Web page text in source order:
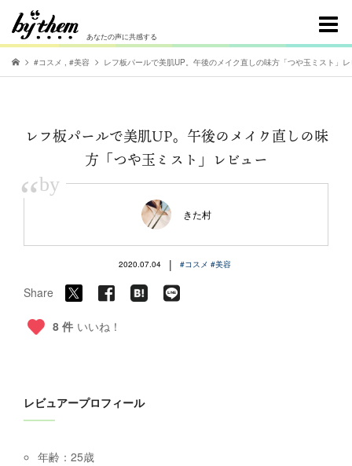
あなたの声に共感する
#コスメ , #美容 レフ板パールで美肌UP。午後のメイク直しの味方「つや玉ミスト」
レフ板パールで美肌UP。午後のメイク直しの味
方「つや玉ミスト」レビュー
“by
きた村
2020.07.04 | #コスメ #美容
Share
8 件 いいね！
レビュアープロフィール
年齢：25歳